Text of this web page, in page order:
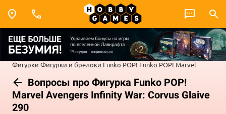
Фигурки Фигурки и брелоки Funko POP! Funko POP! Marvel
Вопросы про Фигурка Funko POP!
Marvel Avengers Infinity War: Corvus Glaive
290